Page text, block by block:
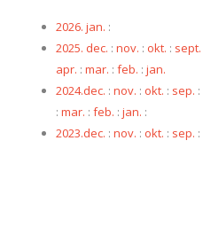
2026. jan. :
2025. dec. : nov. : okt. : sept.
apr. : mar. : feb. : jan.
2024.dec. : nov. : okt. : sep. :
: mar. : feb. : jan. :
2023.dec. : nov. : okt. : sep. :